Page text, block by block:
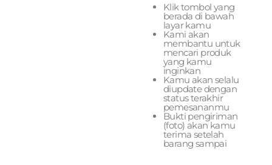
Klik tombol yang
berada di bawah
layar kamu
Kami akan
membantu untuk
mencari produk
yang kamu
inginkan
Kamu akan selalu
diupdate dengan
status terakhir
pemesananmu
Bukti pengiriman
(foto) akan kamu
terima setelah
barang sampai